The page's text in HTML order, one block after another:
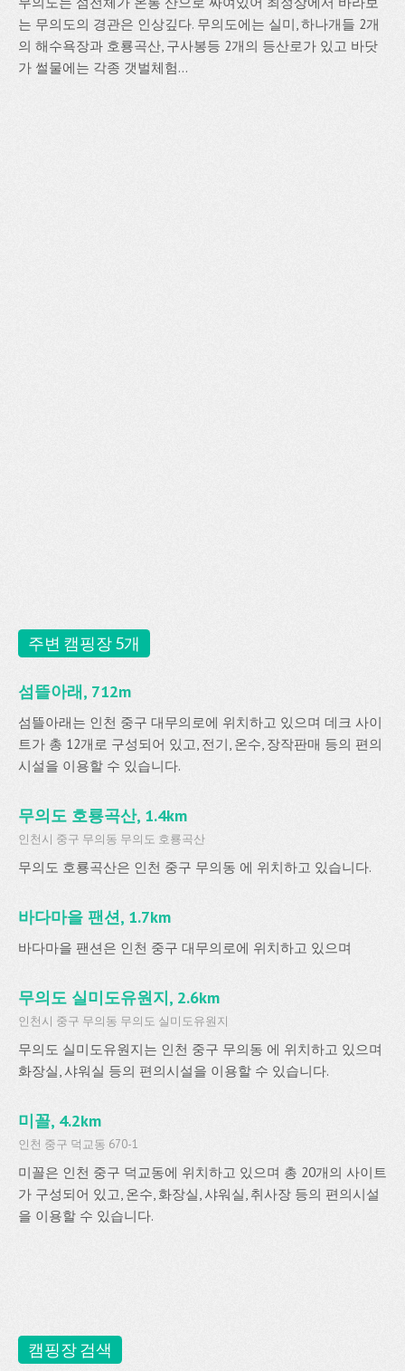
는 무의도의 경관은 인상깊다. 무의도에는 실미, 하나개들 2개
의 해수욕장과 호룡곡산, 구사봉등 2개의 등산로가 있고 바닷
가 썰물에는 각종 갯벌체험...
주변 캠핑장 5개
섬뜰아래, 712m
섬뜰아래는 인천 중구 대무의로에 위치하고 있으며 데크 사이
트가 총 12개로 구성되어 있고, 전기, 온수, 장작판매 등의 편의
시설을 이용할 수 있습니다.
무의도 호룡곡산, 1.4km
인천시 중구 무의동 무의도 호룡곡산
무의도 호룡곡산은 인천 중구 무의동 에 위치하고 있습니다.
바다마을 팬션, 1.7km
바다마을 팬션은 인천 중구 대무의로에 위치하고 있으며
무의도 실미도유원지, 2.6km
인천시 중구 무의동 무의도 실미도유원지
무의도 실미도유원지는 인천 중구 무의동 에 위치하고 있으며
화장실, 샤워실 등의 편의시설을 이용할 수 있습니다.
미꼴, 4.2km
인천 중구 덕교동 670-1
미꼴은 인천 중구 덕교동에 위치하고 있으며 총 20개의 사이트
가 구성되어 있고, 온수, 화장실, 샤워실, 취사장 등의 편의시설
을 이용할 수 있습니다.
캠핑장 검색